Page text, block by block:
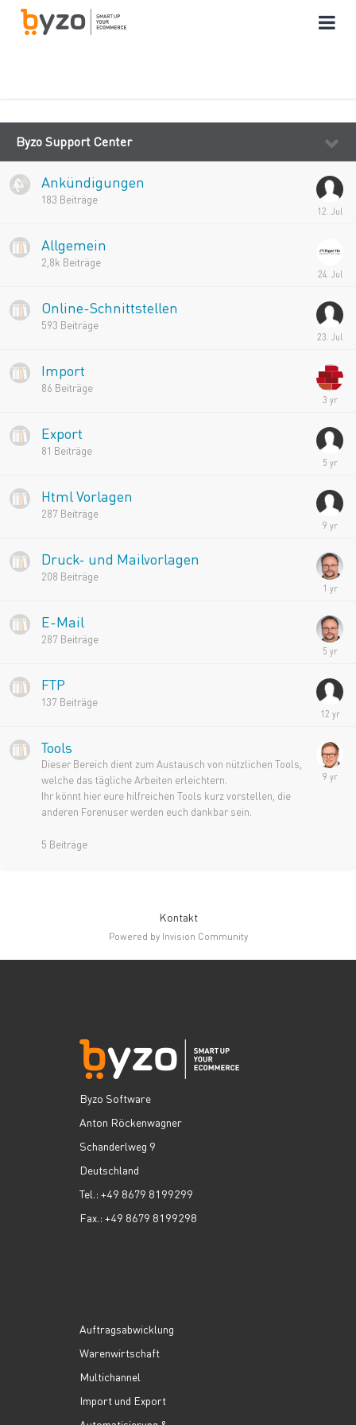
Byzo Support Center
Ankündigungen
183 Beiträge
Allgemein
2,8k Beiträge
Online-Schnittstellen
593 Beiträge
Import
86 Beiträge
Export
81 Beiträge
Html Vorlagen
287 Beiträge
Druck- und Mailvorlagen
208 Beiträge
E-Mail
287 Beiträge
FTP
137 Beiträge
Tools
Dieser Bereich dient zum Austausch von nützlichen Tools,
welche das tägliche Arbeiten erleichtern.
Ihr könnt hier eure hilfreichen Tools kurz vorstellen, die
anderen Forenuser werden euch dankbar sein.
5 Beiträge
Kontakt
Powered by Invision Community
Byzo Software
Anton Röckenwagner
Schanderlweg 9
Deutschland
Tel.: +49 8679 8199299
Fax.: +49 8679 8199298
Auftragsabwicklung
Warenwirtschaft
Multichannel
Import und Export